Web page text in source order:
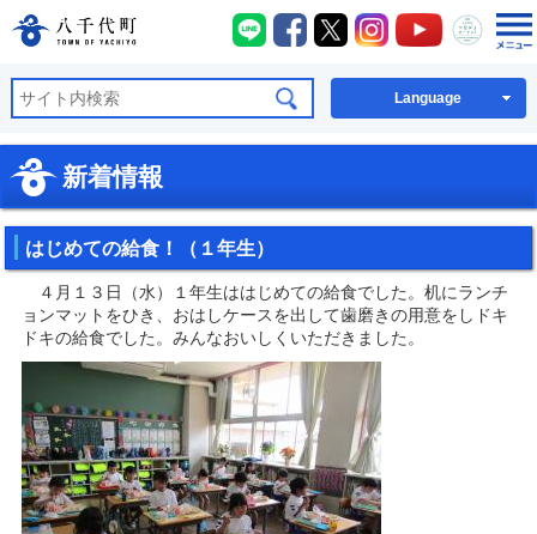
八千代町公式ホームページ
八千代町LINE
八千代町Facebook
八千代町X八千代町Instagram
八千代町
八千
Language
新着情報
はじめての給食！（１年生）
４月１３日（水）１年生ははじめての給食でした。机にランチ
ョンマットをひき、おはしケースを出して歯磨きの用意をしドキ
ドキの給食でした。みんなおいしくいただきました。